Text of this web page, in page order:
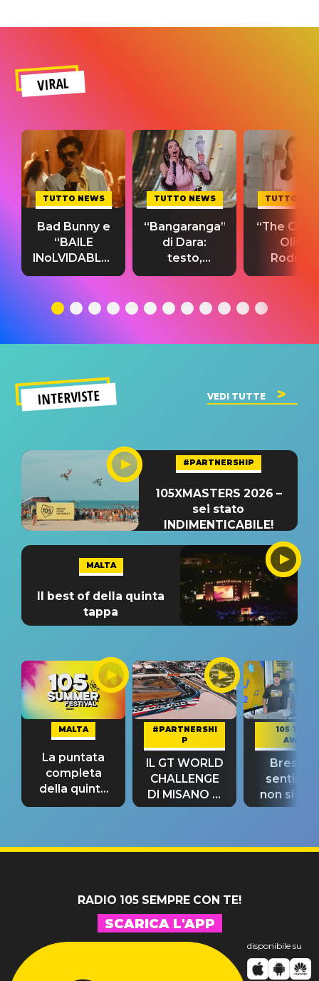
VIRAL
TUTTO NEWS
Bad Bunny e
“BAILE
INoLVIDABLE”:
testo,
significato
TUTTO NEWS
“Bangaranga”
di Dara:
testo,
traduzione e
del singolo
TUTTO
“The
Olivia
testo,
INTERVISTE VEDI TUTTE
#PARTNERSHIP
105XMASTERS 2026 –
sei stato
INDIMENTICABILE!
MALTA
Il best of della quinta
tappa
MALTA
La puntata
completa
della quinta
tappa
#PARTNERSHI
P
IL GT WORLD
CHALLENGE
DI MISANO si
riconferma
105 TAKE
AWAY
Bresh:
non si
fino alla
RADIO 105 SEMPRE CON TE!
SCARICA L'APP
disponibile su